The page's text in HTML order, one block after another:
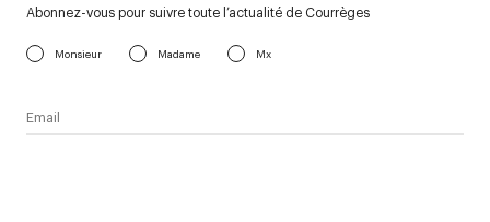
Abonnez-vous pour suivre toute l’actualité de Courrèges
Monsieur Madame Mx